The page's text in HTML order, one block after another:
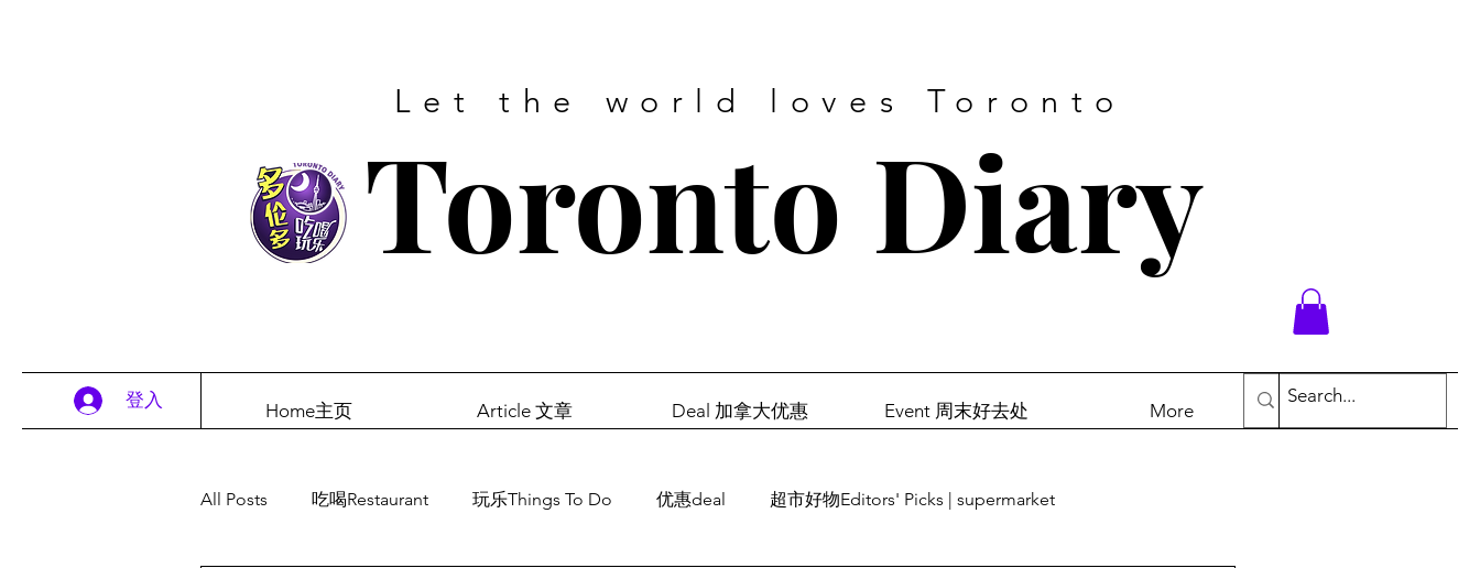
Let the world loves Toronto
Toronto Diary
登入 Home主页 Article 文章 Deal 加拿大优惠 Event 周末好去处 More
All Posts 吃喝Restaurant 玩乐Things To Do 优惠deal 超市好物Editors' Picks | supermarket